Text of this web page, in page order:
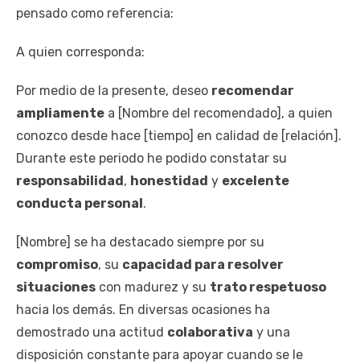
pensado como referencia:
A quien corresponda:
Por medio de la presente, deseo recomendar
ampliamente a [Nombre del recomendado], a quien
conozco desde hace [tiempo] en calidad de [relación].
Durante este periodo he podido constatar su
responsabilidad , honestidad y excelente
conducta personal .
[Nombre] se ha destacado siempre por su
compromiso, su capacidad para resolver
situaciones con madurez y su trato respetuoso
hacia los demás. En diversas ocasiones ha
demostrado una actitud colaborativa y una
disposición constante para apoyar cuando se le